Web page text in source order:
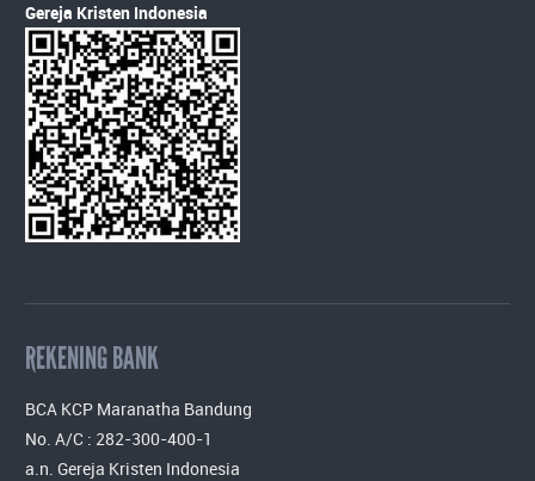
Gereja Kristen Indonesia
REKENING BANK
BCA KCP Maranatha Bandung
No. A/C : 282-300-400-1
a.n. Gereja Kristen Indonesia